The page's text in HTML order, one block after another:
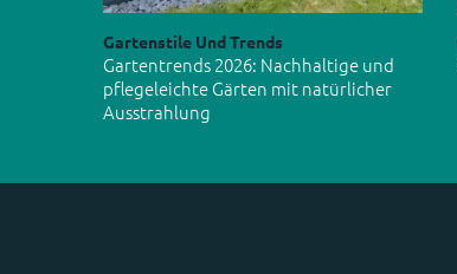
Gartenstile Und Trends
Gartentrends 2026: Nachhaltige und
pflegeleichte Gärten mit natürlicher
Ausstrahlung